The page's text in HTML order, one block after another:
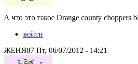
А что это такое Orange county choppers
войти
ЖЕНЯ07 Пт, 06/07/2012 - 14:21